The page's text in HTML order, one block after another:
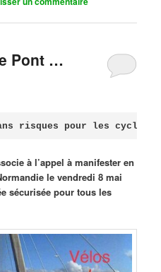
Pont …
risques pour les
à l’appel à manifester en
le vendredi 8 mai
sécurisée pour tous les